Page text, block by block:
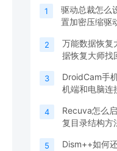
1
驱动总裁怎么
置加密压缩驱
2
万能数据恢复
据恢复大师找
3
DroidCam手
机端和电脑连
4
Recuva怎么
复目录结构方
5 Dism++如何